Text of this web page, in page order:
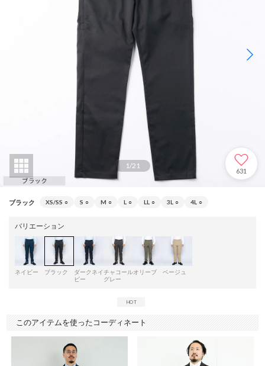
1/21
631
ブラック XS/SS ○ S ○ M ○ L ○ LL ○ 3L ○ 4L ○
バリエーション
ネイビー ブラック
ダークネイ
ビー
チャコール
グレー
オリーブ ベージュ
このアイテムを使ったコーディネート